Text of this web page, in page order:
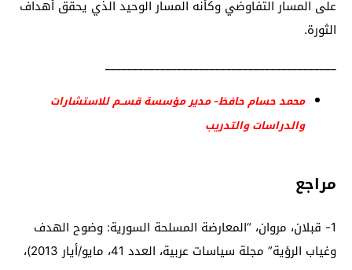
على المسار التفاوضي وكأنه المسار الوحيد الذي يحقق أهداف
الثورة.
__________________________________________
محمد حسام حافظ- مدير مؤسسة قســم للاستشارات
والدراسات والتدريب
مراجع
1- قبلان، مروان، “المعارضة المسلحة السورية: وضوح الهدف
وغياب الرؤية” مجلة سياسات عربية، العدد 41، مايو/أيار 2013)،